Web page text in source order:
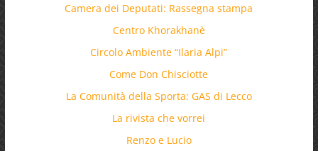
Camera dei Deputati: Rassegna stampa
Centro Khorakhanè
Circolo Ambiente “Ilaria Alpi”
Come Don Chisciotte
La Comunità della Sporta: GAS di Lecco
La rivista che vorrei
Renzo e Lucio